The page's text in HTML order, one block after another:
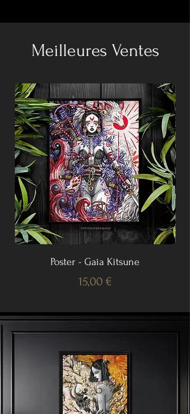
Meilleures Ventes
Poster - Gaia Kitsune
Prix
15,00 €